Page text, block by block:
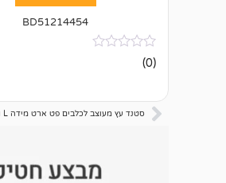
BD51214454
אין
ביקורות
(0)
סטנד עץ מעוצב לכלבים פט ארט מידה L ונגה